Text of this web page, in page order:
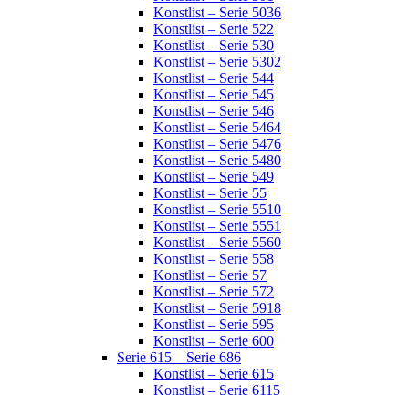
Konstlist – Serie 5036
Konstlist – Serie 522
Konstlist – Serie 530
Konstlist – Serie 5302
Konstlist – Serie 544
Konstlist – Serie 545
Konstlist – Serie 546
Konstlist – Serie 5464
Konstlist – Serie 5476
Konstlist – Serie 5480
Konstlist – Serie 549
Konstlist – Serie 55
Konstlist – Serie 5510
Konstlist – Serie 5551
Konstlist – Serie 5560
Konstlist – Serie 558
Konstlist – Serie 57
Konstlist – Serie 572
Konstlist – Serie 5918
Konstlist – Serie 595
Konstlist – Serie 600
Serie 615 – Serie 686
Konstlist – Serie 615
Konstlist – Serie 6115